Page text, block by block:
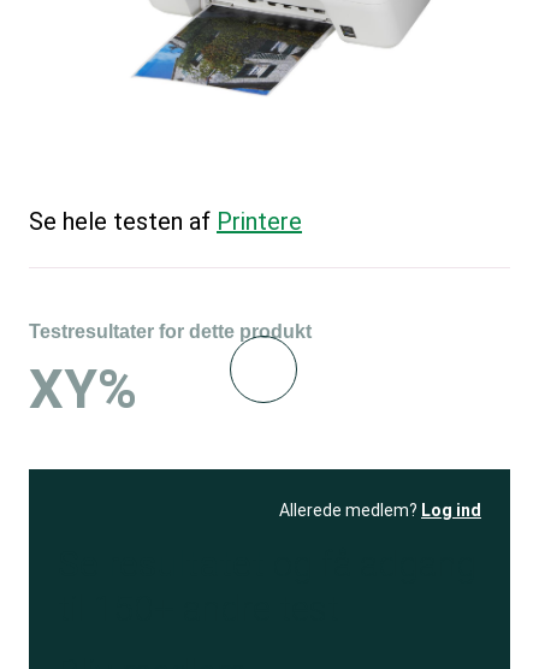
Se hele testen af Printere
Testresultater for dette produkt
XY%
Allerede medlem? Log ind